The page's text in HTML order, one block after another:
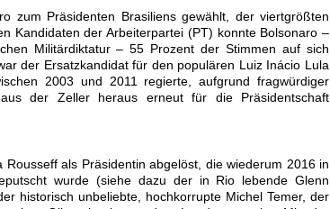
zum Präsidenten Brasiliens gewählt, der viertgrößten
Kandidaten der Arbeiterpartei (PT) konnte Bolsonaro –
Militärdiktatur – 55 Prozent der Stimmen auf sich
der Ersatzkandidat für den populären Luiz Inácio Lula
2003 und 2011 regierte, aufgrund fragwürdiger
der Zeller heraus erneut für die Präsidentschaft
als Präsidentin abgelöst, die wiederum 2016 in
wurde (siehe dazu der in Rio lebende Glenn
historisch unbeliebte, hochkorrupte Michel Temer, der